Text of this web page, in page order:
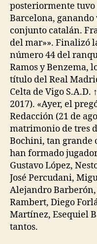
posteriormente tuvo
Barcelona,
conjunto catalán.
del mar»». Finalizó
número 44 del
Ramos y Benzema,
título del Real
Celta de Vigo S.A.D.
2017). «Ayer, el
Redacción (21 de
matrimonio de tres
Bochini, tan grande
han formado
Gustavo López,
José Percudani,
Alejandro Barberón,
Rambert, Diego
Martínez, Esequiel
tantos.